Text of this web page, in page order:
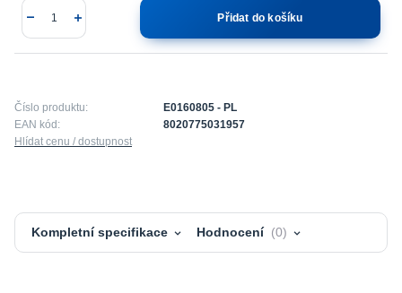
Přidat do košíku
Číslo produktu:
E0160805 - PL
EAN kód:
8020775031957
Hlídat cenu / dostupnost
Kompletní specifikace Hodnocení 0